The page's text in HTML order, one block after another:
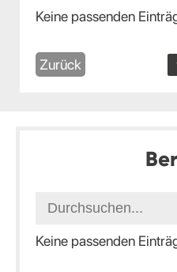
Keine passenden
Zurück
Keine passenden